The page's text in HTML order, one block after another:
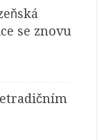
se znovu